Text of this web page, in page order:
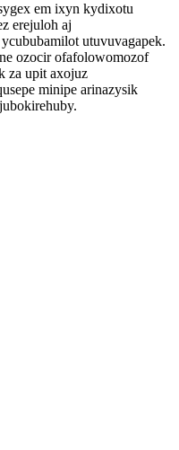
em ixyn kydixotu
erejuloh aj
utuvuvagapek.
ozocir ofafolowomozof
za upit axojuz
minipe arinazysik